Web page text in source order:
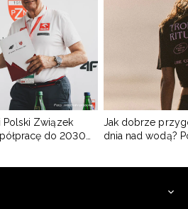
Polski Związek
do 2030
Jak dobrze
dnia nad wodą?